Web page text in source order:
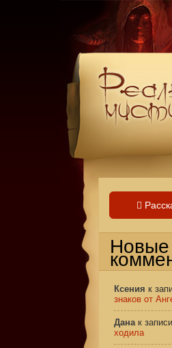
Новые
Ксения к
знаков от
Данак записи
ходила